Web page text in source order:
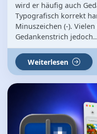
wird er häufig auch
Typografisch korrekt
Minuszeichen (-).
Gedankenstrich
Weiterlesen